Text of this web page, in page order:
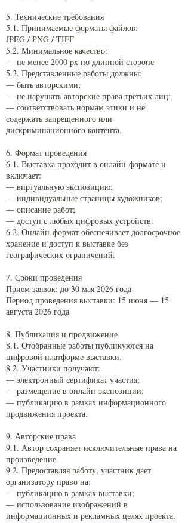
5. Технические требования
5.1. Принимаемые форматы файлов:
JPEG / PNG / TIFF
5.2. Минимальное качество:
— не менее 2000 px по длинной стороне
5.3. Представленные работы должны:
— быть авторскими;
— не нарушать авторские права третьих лиц;
— соответствовать нормам этики и не
содержать запрещенного или
дискриминационного контента.
6. Формат проведения
6.1. Выставка проходит в онлайн-формате и
включает:
— виртуальную экспозицию;
— индивидуальные страницы художников;
— описание работ;
— доступ с любых цифровых устройств.
6.2. Онлайн-формат обеспечивает долгосрочное
хранение и доступ к выставке без
географических ограничений.
7. Сроки проведения
Прием заявок: до 30 мая 2026 года
Период проведения выставки: 15 июня — 15
августа 2026 года
8. Публикация и продвижение
8.1. Отобранные работы публикуются на
цифровой платформе выставки.
8.2. Участники получают:
— электронный сертификат участия;
— размещение в онлайн-экспозиции;
— публикацию в рамках информационного
продвижения проекта.
9. Авторские права
9.1. Автор сохраняет исключительные права на
произведение.
9.2. Предоставляя работу, участник дает
организатору право на:
— публикацию в рамках выставки;
— использование изображений в
информационных и рекламных целях проекта.